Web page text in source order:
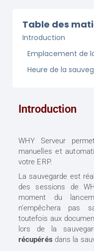
Table des
Introduction
Emplacement de
Heure de la
Introduction
WHY Serveur
manuelles et
votre ERP.
La sauvegarde est
des sessions de
moment du
n’empêchera pas
toutefois aux
lors de la
récupérés dans la